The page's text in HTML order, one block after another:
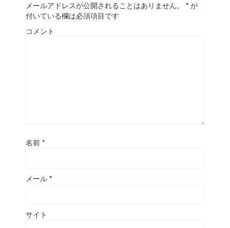
メールアドレスが公開されることはありません。 * が
付いている欄は必須項目です
コメント
名前 *
メール *
サイト